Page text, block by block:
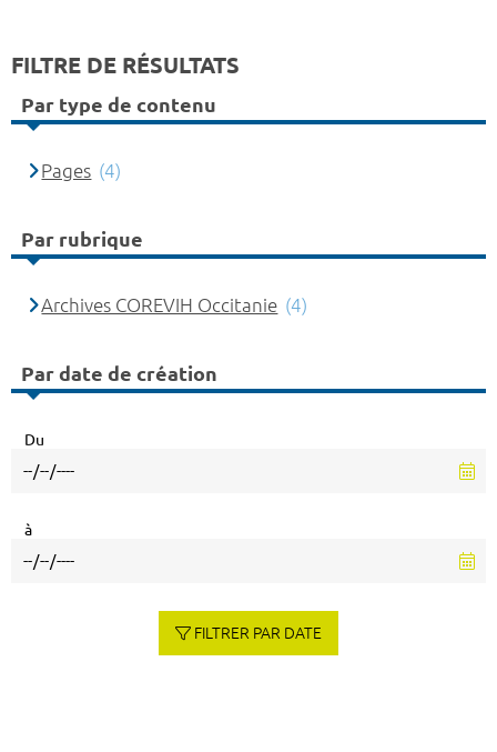
FILTRE DE RÉSULTATS
Par type de contenu
Pages (4)
Par rubrique
Archives COREVIH Occitanie (4)
Par date de création
Du
à
FILTRER PAR DATE